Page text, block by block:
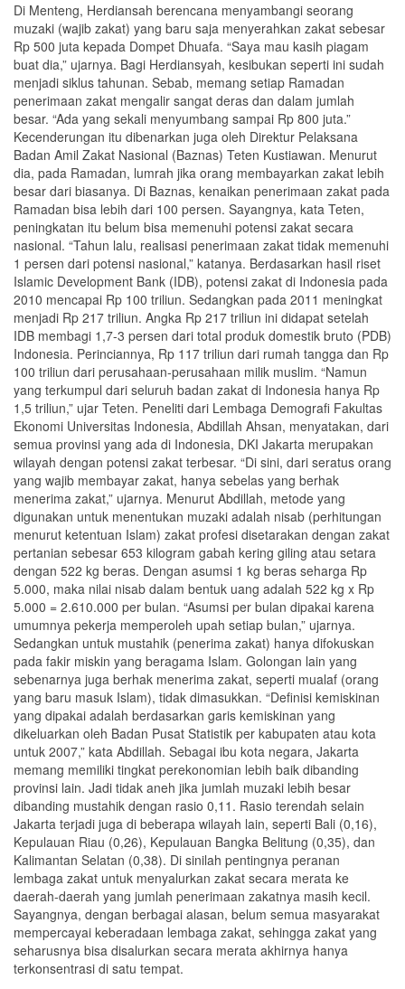
Di Menteng, Herdiansah berencana menyambangi seorang
muzaki (wajib zakat) yang baru saja menyerahkan zakat sebesar
Rp 500 juta kepada Dompet Dhuafa. “Saya mau kasih piagam
buat dia,” ujarnya. Bagi Herdiansyah, kesibukan seperti ini sudah
menjadi siklus tahunan. Sebab, memang setiap Ramadan
penerimaan zakat mengalir sangat deras dan dalam jumlah
besar. “Ada yang sekali menyumbang sampai Rp 800 juta.”
Kecenderungan itu dibenarkan juga oleh Direktur Pelaksana
Badan Amil Zakat Nasional (Baznas) Teten Kustiawan. Menurut
dia, pada Ramadan, lumrah jika orang membayarkan zakat lebih
besar dari biasanya. Di Baznas, kenaikan penerimaan zakat pada
Ramadan bisa lebih dari 100 persen. Sayangnya, kata Teten,
peningkatan itu belum bisa memenuhi potensi zakat secara
nasional. “Tahun lalu, realisasi penerimaan zakat tidak memenuhi
1 persen dari potensi nasional,” katanya. Berdasarkan hasil riset
Islamic Development Bank (IDB), potensi zakat di Indonesia pada
2010 mencapai Rp 100 triliun. Sedangkan pada 2011 meningkat
menjadi Rp 217 triliun. Angka Rp 217 triliun ini didapat setelah
IDB membagi 1,7-3 persen dari total produk domestik bruto (PDB)
Indonesia. Perinciannya, Rp 117 triliun dari rumah tangga dan Rp
100 triliun dari perusahaan-perusahaan milik muslim. “Namun
yang terkumpul dari seluruh badan zakat di Indonesia hanya Rp
1,5 triliun,” ujar Teten. Peneliti dari Lembaga Demografi Fakultas
Ekonomi Universitas Indonesia, Abdillah Ahsan, menyatakan, dari
semua provinsi yang ada di Indonesia, DKI Jakarta merupakan
wilayah dengan potensi zakat terbesar. “Di sini, dari seratus orang
yang wajib membayar zakat, hanya sebelas yang berhak
menerima zakat,” ujarnya. Menurut Abdillah, metode yang
digunakan untuk menentukan muzaki adalah nisab (perhitungan
menurut ketentuan Islam) zakat profesi disetarakan dengan zakat
pertanian sebesar 653 kilogram gabah kering giling atau setara
dengan 522 kg beras. Dengan asumsi 1 kg beras seharga Rp
5.000, maka nilai nisab dalam bentuk uang adalah 522 kg x Rp
5.000 = 2.610.000 per bulan. “Asumsi per bulan dipakai karena
umumnya pekerja memperoleh upah setiap bulan,” ujarnya.
Sedangkan untuk mustahik (penerima zakat) hanya difokuskan
pada fakir miskin yang beragama Islam. Golongan lain yang
sebenarnya juga berhak menerima zakat, seperti mualaf (orang
yang baru masuk Islam), tidak dimasukkan. “Definisi kemiskinan
yang dipakai adalah berdasarkan garis kemiskinan yang
dikeluarkan oleh Badan Pusat Statistik per kabupaten atau kota
untuk 2007,” kata Abdillah. Sebagai ibu kota negara, Jakarta
memang memiliki tingkat perekonomian lebih baik dibanding
provinsi lain. Jadi tidak aneh jika jumlah muzaki lebih besar
dibanding mustahik dengan rasio 0,11. Rasio terendah selain
Jakarta terjadi juga di beberapa wilayah lain, seperti Bali (0,16),
Kepulauan Riau (0,26), Kepulauan Bangka Belitung (0,35), dan
Kalimantan Selatan (0,38). Di sinilah pentingnya peranan
lembaga zakat untuk menyalurkan zakat secara merata ke
daerah-daerah yang jumlah penerimaan zakatnya masih kecil.
Sayangnya, dengan berbagai alasan, belum semua masyarakat
mempercayai keberadaan lembaga zakat, sehingga zakat yang
seharusnya bisa disalurkan secara merata akhirnya hanya
terkonsentrasi di satu tempat.